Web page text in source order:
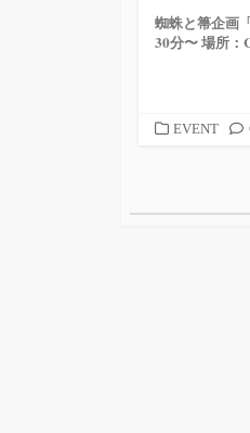
蜘蛛と箒企画
30分〜 場所
カ
ー
EVENT